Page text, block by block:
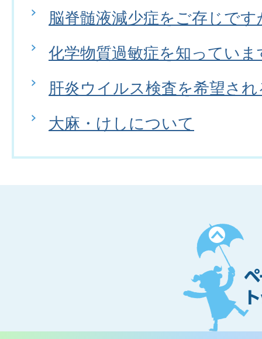
脳脊髄液減少症をご存じです
化学物質過敏症を知っていま
肝炎ウイルス検査を希望さ
大麻・けしについて
ペ
ー
ジ
ト
ッ